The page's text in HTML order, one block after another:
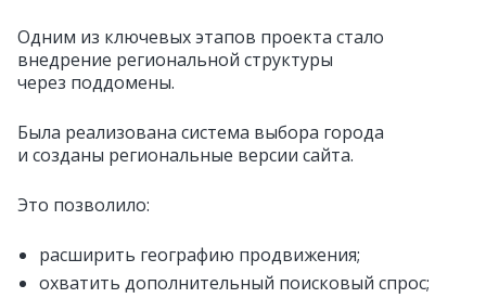
Одним из ключевых этапов проекта стало
внедрение региональной структуры
через поддомены.
Была реализована система выбора города
и созданы региональные версии сайта.
Это позволило:
расширить географию продвижения;
охватить дополнительный поисковый спрос;